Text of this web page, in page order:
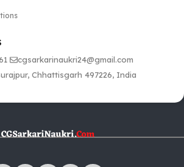
cgsarkarinaukri24@gmail.com
Chhattisgarh 497226, India